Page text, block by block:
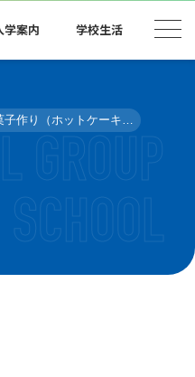
学案内 学校生活
子作り（ホットケーキ）